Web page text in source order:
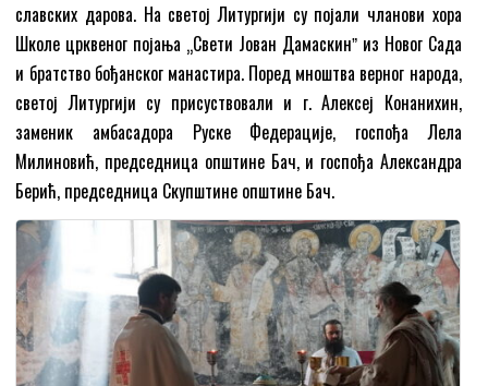
славских дарова. На светој Литургији су појали чланови хора
Школе црквеног појања „Свети Јован Дамаскинˮ из Новог Сада
и братство бођанског манастира. Поред мноштва верног народа,
светој Литургији су присуствовали и г. Алексеј Конанихин,
заменик амбасадора Руске Федерације, госпођа Лела
Милиновић, председница општине Бач, и госпођа Александра
Берић, председница Скупштине општине Бач.